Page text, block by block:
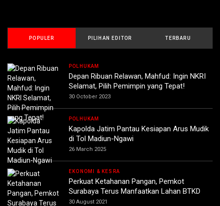
POPULER PILIHAN EDITOR TERBARU
POLHUKAM
Depan Ribuan Relawan, Mahfud: Ingin NKRI
Selamat, Pilih Pemimpin yang Tepat!
30 October 2023
POLHUKAM
Kapolda Jatim Pantau Kesiapan Arus Mudik
di Tol Madiun-Ngawi
26 March 2025
EKONOMI & KESRA
Perkuat Ketahanan Pangan, Pemkot
Surabaya Terus Manfaatkan Lahan BTKD
30 August 2021